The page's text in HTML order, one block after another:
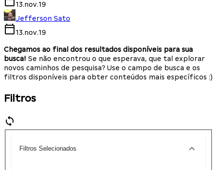
13.nov.19
Jefferson Sato
13.nov.19
Chegamos ao final dos resultados disponíveis para sua
busca! Se não encontrou o que esperava, que tal explorar
novos caminhos de pesquisa? Use o campo de busca e os
filtros disponíveis para obter conteúdos mais específicos :)
Filtros
Filtros Selecionados